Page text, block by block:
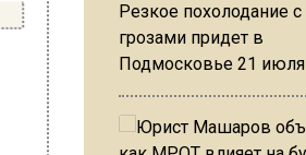
Резкое похолодание с
грозами придет в
Подмосковье 21 июля